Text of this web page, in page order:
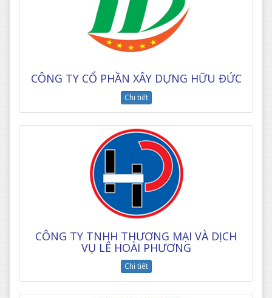
CÔNG TY CỔ PHẦN XÂY DỰNG HỮU ĐỨC
Chi tiết
CÔNG TY TNHH THƯƠNG MẠI VÀ DỊCH
VỤ LÊ HOÀI PHƯƠNG
Chi tiết